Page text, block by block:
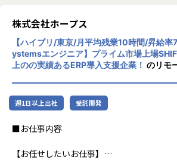
・入社月から有休5日付与
【募集背景】
売上過去最高記録を更新している当社では
創業期として
準大手から中堅規模の企業に特化して、プ
年間120%成長を続けており成長の過渡期に
募集しております。
＜ホープスBLOG＞
CloudやOracle ERP Cloudな
業の業務プロセスを最適化し
化を図っています1。
社風/文化
ホープスは、若手社員が活
社内の風通しが良く、活気に
特徴です。多様性を重視し、
株式会社ホープス
【ハイブリ/東京/月平均残業10時間/昇給
ystemsエンジニア】プライム市場上場
上のの実績あるERP導入支援企業！ のリモ
週1日以上出社 受託開発
■お仕事内容
【お任せしたいお仕事】